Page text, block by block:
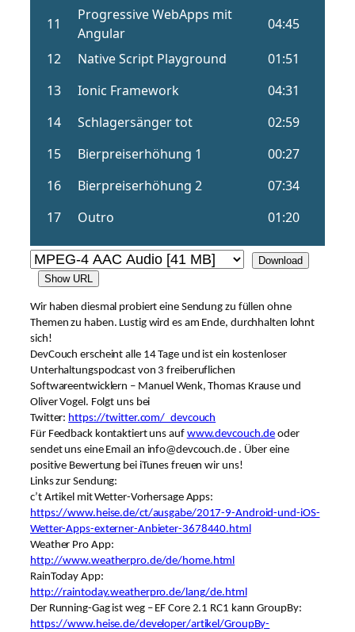
Download
Show URL
Wir haben diesmal probiert eine Sendung zu füllen ohne
Themen zu haben. Lustig wird es am Ende, durchhalten lohnt
sich!
DevCouch erscheint alle 14 Tage und ist ein kostenloser
Unterhaltungspodcast von 3 freiberuflichen
Softwareentwicklern – Manuel Wenk, Thomas Krause und
Oliver Vogel. Folgt uns bei
Twitter: https://twitter.com/_devcouch
Für Feedback kontaktiert uns auf www.devcouch.de oder
sendet uns eine Email an info@devcouch.de . Über eine
positive Bewertung bei iTunes freuen wir uns!
Links zur Sendung:
c’t Artikel mit Wetter-Vorhersage Apps:
https://www.heise.de/ct/ausgabe/2017-9-Android-und-iOS-
Wetter-Apps-externer-Anbieter-3678440.html
Weather Pro App:
http://www.weatherpro.de/de/home.html
RainToday App:
http://raintoday.weatherpro.de/lang/de.html
Der Running-Gag ist weg – EF Core 2.1 RC1 kann GroupBy:
https://www.heise.de/developer/artikel/GroupBy-